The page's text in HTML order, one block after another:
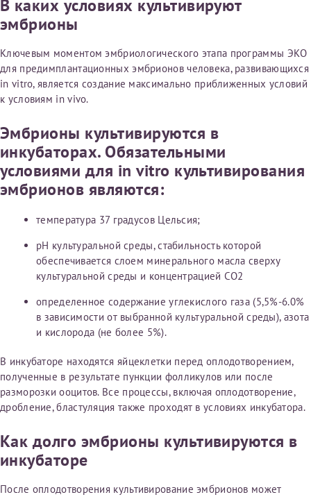
В каких условиях культивируют
эмбрионы
Ключевым моментом эмбриологического этапа программы ЭКО
для предимплантационных эмбрионов человека, развивающихся
in vitro, является создание максимально приближенных условий
к условиям in vivo.
Эмбрионы культивируются в
инкубаторах. Обязательными
условиями для in vitro культивирования
эмбрионов являются:
температура 37 градусов Цельсия;
рН культуральной среды, стабильность которой
обеспечивается слоем минерального масла сверху
культуральной среды и концентрацией СО2
определенное содержание углекислого газа (5,5%-6.0%
в зависимости от выбранной культуральной среды), азота
и кислорода (не более 5%).
В инкубаторе находятся яйцеклетки перед оплодотворением,
полученные в результате пункции фолликулов или после
разморозки ооцитов. Все процессы, включая оплодотворение,
дробление, бластуляция также проходят в условиях инкубатора.
Как долго эмбрионы культивируются в
инкубаторе
После оплодотворения культивирование эмбрионов может
налогоплательщика* (основной разворот с фотографией,
Нажимая кнопку "Отправить" соглашаюсь с
конфиденциальности
данных) по открытым каналам связи сети Интернет.